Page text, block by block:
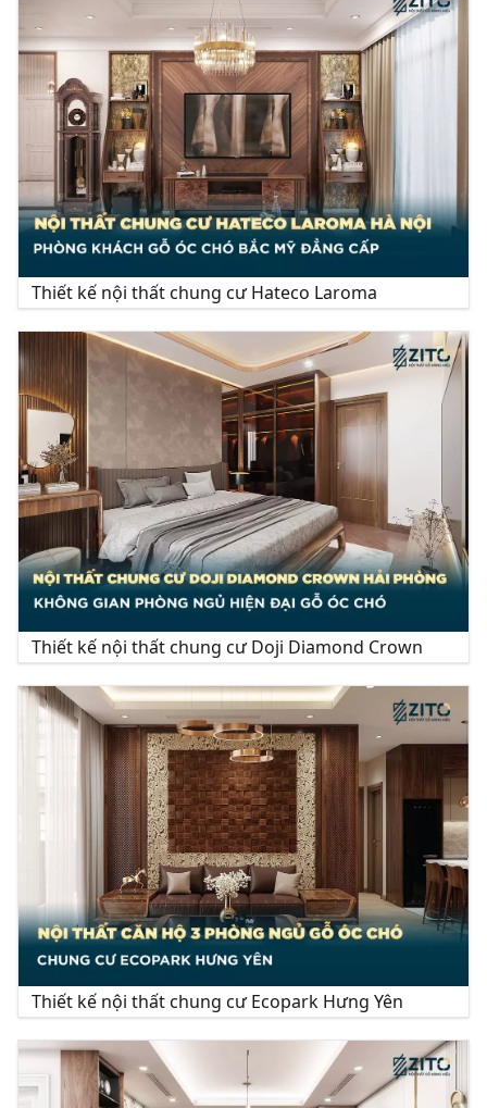
Thiết kế nội thất chung cư Hateco Laroma
Thiết kế nội thất chung cư Doji Diamond Crown
Thiết kế nội thất chung cư Ecopark Hưng Yên